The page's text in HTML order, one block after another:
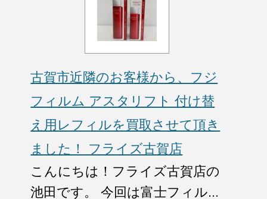
古賀市近隣のお客様から、フジ
フィルム アスタリフト 付け替
え用レフィルを買取させて頂き
ました！ フライズ古賀店
こんにちは！フライズ古賀店の
池田です。 今回は富士フィル...